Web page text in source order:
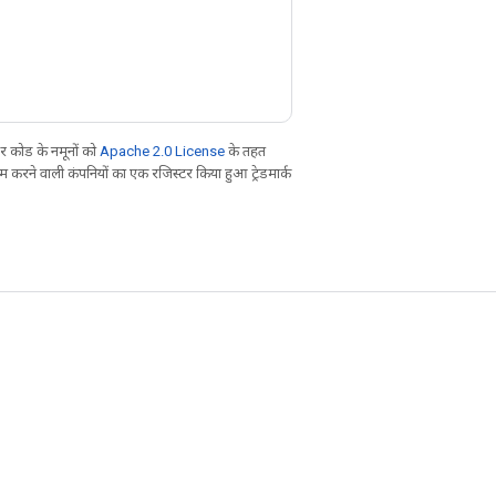
कोड के नमूनों को Apache 2.0 License के तहत
वाली कंपनियों का एक रजिस्टर किया हुआ ट्रेडमार्क